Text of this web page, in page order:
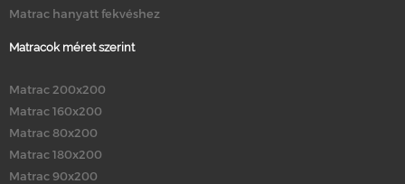
Matrac hanyatt fekvéshez
Matracok méret szerint
Matrac 200x200
Matrac 160x200
Matrac 80x200
Matrac 180x200
Matrac 90x200